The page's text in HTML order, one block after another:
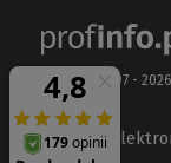
Copyright 1997 -
Płatności
(Nowe
(Link